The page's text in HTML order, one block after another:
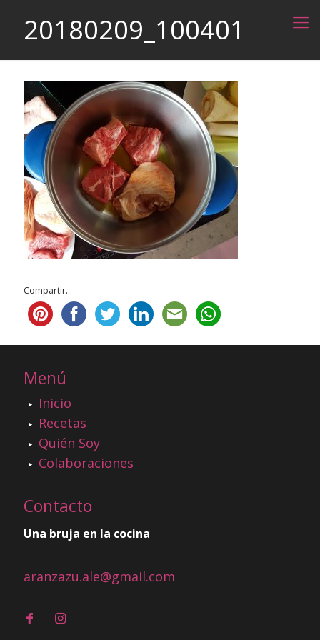
20180209_100401
Compartir...
Menú
Inicio
Recetas
Quién Soy
Colaboraciones
Contacto
Una bruja en la cocina
aranzazu.ale@gmail.com